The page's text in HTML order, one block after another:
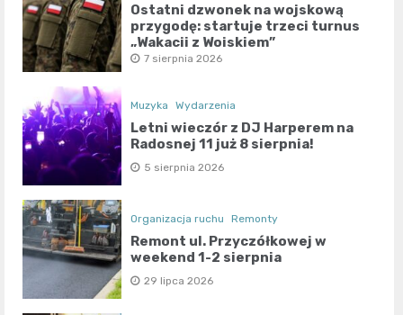
Ostatni dzwonek na wojskową
przygodę: startuje trzeci turnus
„Wakacji z Wojskiem”
7 sierpnia 2026
Muzyka Wydarzenia
Letni wieczór z DJ Harperem na
Radosnej 11 już 8 sierpnia!
5 sierpnia 2026
Organizacja ruchu Remonty
Remont ul. Przyczółkowej w
weekend 1-2 sierpnia
29 lipca 2026